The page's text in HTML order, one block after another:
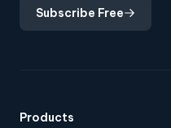
Subscribe Free
Products